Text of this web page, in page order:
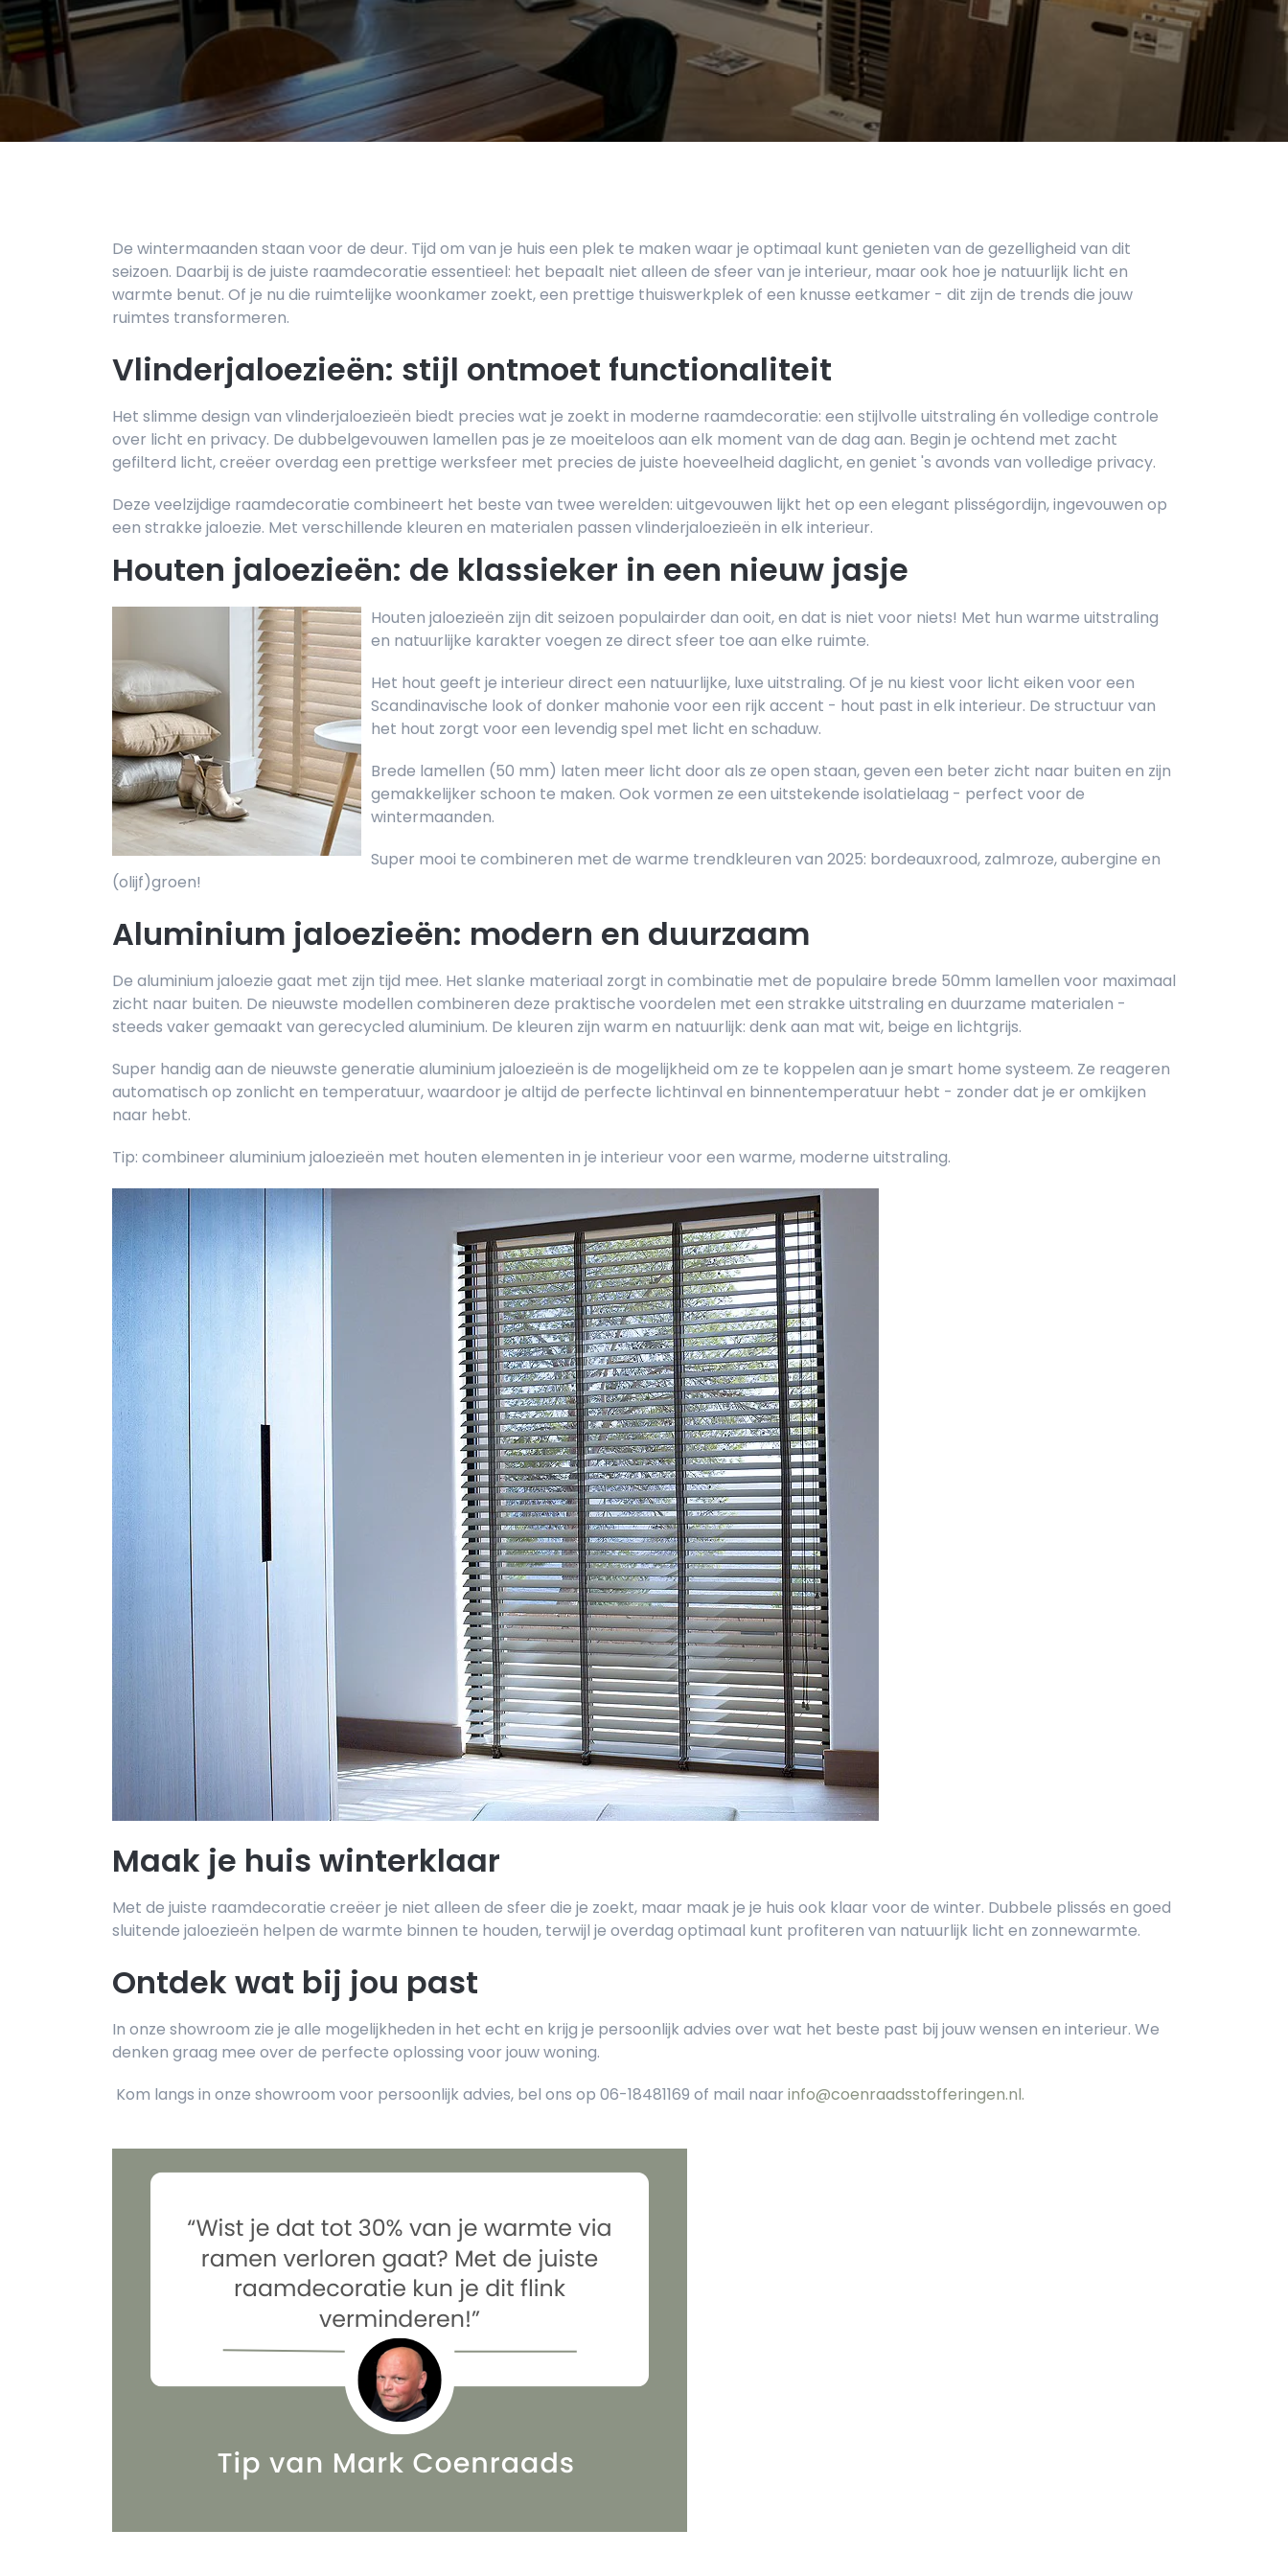
De wintermaanden staan voor de deur. Tijd om van je huis een plek te maken waar je optimaal kunt genieten van de gezelligheid van dit
seizoen. Daarbij is de juiste raamdecoratie essentieel: het bepaalt niet alleen de sfeer van je interieur, maar ook hoe je natuurlijk licht en
warmte benut. Of je nu die ruimtelijke woonkamer zoekt, een prettige thuiswerkplek of een knusse eetkamer - dit zijn de trends die jouw
ruimtes transformeren.
Vlinderjaloezieën: stijl ontmoet functionaliteit
Het slimme design van vlinderjaloezieën biedt precies wat je zoekt in moderne raamdecoratie: een stijlvolle uitstraling én volledige controle
over licht en privacy. De dubbelgevouwen lamellen pas je ze moeiteloos aan elk moment van de dag aan. Begin je ochtend met zacht
gefilterd licht, creëer overdag een prettige werksfeer met precies de juiste hoeveelheid daglicht, en geniet 's avonds van volledige privacy.
Deze veelzijdige raamdecoratie combineert het beste van twee werelden: uitgevouwen lijkt het op een elegant plisségordijn, ingevouwen op
een strakke jaloezie. Met verschillende kleuren en materialen passen vlinderjaloezieën in elk interieur.
Houten jaloezieën: de klassieker in een nieuw jasje
Houten jaloezieën zijn dit seizoen populairder dan ooit, en dat is niet voor niets! Met hun warme uitstraling
en natuurlijke karakter voegen ze direct sfeer toe aan elke ruimte.
Het hout geeft je interieur direct een natuurlijke, luxe uitstraling. Of je nu kiest voor licht eiken voor een
Scandinavische look of donker mahonie voor een rijk accent - hout past in elk interieur. De structuur van
het hout zorgt voor een levendig spel met licht en schaduw.
Brede lamellen (50 mm) laten meer licht door als ze open staan, geven een beter zicht naar buiten en zijn
gemakkelijker schoon te maken. Ook vormen ze een uitstekende isolatielaag - perfect voor de
wintermaanden.
Super mooi te combineren met de warme trendkleuren van 2025: bordeauxrood, zalmroze, aubergine en
(olijf)groen!
Aluminium jaloezieën: modern en duurzaam
De aluminium jaloezie gaat met zijn tijd mee. Het slanke materiaal zorgt in combinatie met de populaire brede 50mm lamellen voor maximaal
zicht naar buiten. De nieuwste modellen combineren deze praktische voordelen met een strakke uitstraling en duurzame materialen -
steeds vaker gemaakt van gerecycled aluminium. De kleuren zijn warm en natuurlijk: denk aan mat wit, beige en lichtgrijs.
Super handig aan de nieuwste generatie aluminium jaloezieën is de mogelijkheid om ze te koppelen aan je smart home systeem. Ze reageren
automatisch op zonlicht en temperatuur, waardoor je altijd de perfecte lichtinval en binnentemperatuur hebt - zonder dat je er omkijken
naar hebt.
Tip: combineer aluminium jaloezieën met houten elementen in je interieur voor een warme, moderne uitstraling.
Maak je huis winterklaar
Met de juiste raamdecoratie creëer je niet alleen de sfeer die je zoekt, maar maak je je huis ook klaar voor de winter. Dubbele plissés en goed
sluitende jaloezieën helpen de warmte binnen te houden, terwijl je overdag optimaal kunt profiteren van natuurlijk licht en zonnewarmte.
Ontdek wat bij jou past
In onze showroom zie je alle mogelijkheden in het echt en krijg je persoonlijk advies over wat het beste past bij jouw wensen en interieur. We
denken graag mee over de perfecte oplossing voor jouw woning.
Kom langs in onze showroom voor persoonlijk advies, bel ons op 06-18481169 of mail naar info@coenraadsstofferingen.nl.